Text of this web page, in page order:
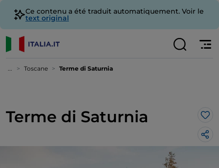
Ce contenu a été traduit automatiquement. Voir le
text original
... Toscane Terme di Saturnia
Terme di Saturnia